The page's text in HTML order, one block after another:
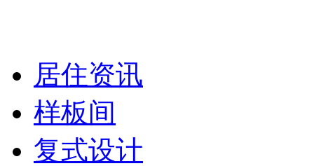
居住资讯
样板间
复式设计